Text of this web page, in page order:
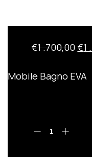
€1 .700,00€1
Mobile Bagno EVA